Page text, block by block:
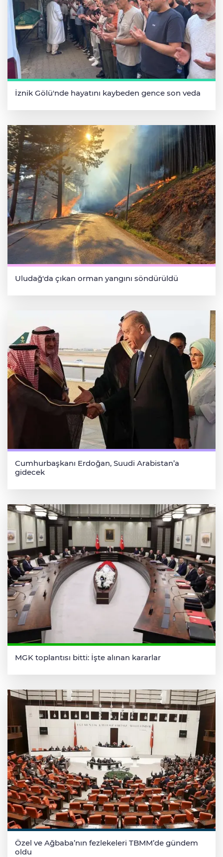
İznik Gölü'nde hayatını kaybeden gence son veda
Uludağ'da çıkan orman yangını söndürüldü
Cumhurbaşkanı Erdoğan, Suudi Arabistan’a
gidecek
MGK toplantısı bitti: İşte alınan kararlar
Özel ve Ağbaba’nın fezlekeleri TBMM’de gündem
oldu